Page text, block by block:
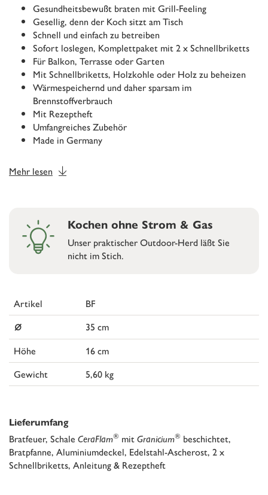
Gesundheitsbewußt braten mit Grill-Feeling
Gesellig, denn der Koch sitzt am Tisch
Schnell und einfach zu betreiben
Sofort loslegen, Komplettpaket mit 2 x Schnellbriketts
Für Balkon, Terrasse oder Garten
Mit Schnellbriketts, Holzkohle oder Holz zu beheizen
Wärmespeichernd und daher sparsam im
Brennstoffverbrauch
Mit Rezeptheft
Umfangreiches Zubehör
Made in Germany
Mehr lesen
Kochen ohne Strom & Gas
Unser praktischer Outdoor-Herd läßt Sie
nicht im Stich.
Artikel BF
⌀
35 cm
Höhe
16 cm
Gewicht
5,60 kg
Lieferumfang
Bratfeuer, Schale CeraFlam® mitGranicium® beschichtet,
Bratpfanne, Aluminiumdeckel, Edelstahl-Ascherost, 2 x
Schnellbriketts, Anleitung & Rezeptheft